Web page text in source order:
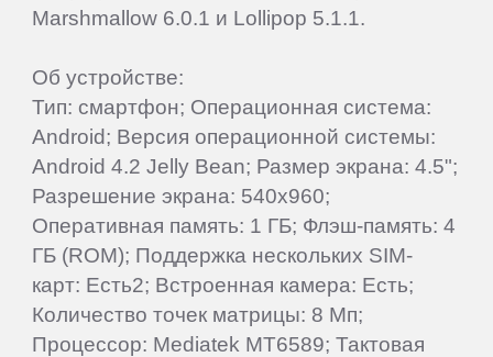
Marshmallow 6.0.1 и Lollipop 5.1.1.
Об устройстве:
Тип: смартфон; Операционная система:
Android; Версия операционной системы:
Android 4.2 Jelly Bean; Размер экрана: 4.5";
Разрешение экрана: 540x960;
Оперативная память: 1 ГБ; Флэш-память: 4
ГБ (ROM); Поддержка нескольких SIM-
карт: Есть2; Встроенная камера: Есть;
Количество точек матрицы: 8 Мп;
Процессор: Mediatek MT6589; Тактовая
Nvidia
OVERMAX
Oysters
Perfeo